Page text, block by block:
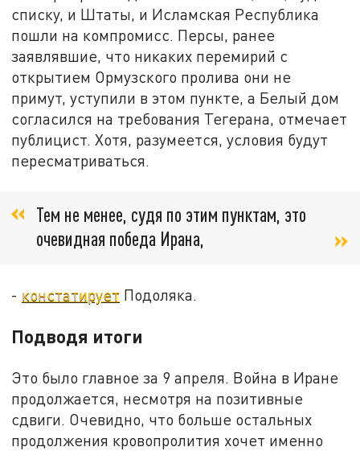
списку, и Штаты, и Исламская Республика
пошли на компромисс. Персы, ранее
заявлявшие, что никаких перемирий с
открытием Ормузского пролива они не
примут, уступили в этом пункте, а Белый дом
согласился на требования Тегерана, отмечает
публицист. Хотя, разумеется, условия будут
пересматриваться.
Тем не менее, судя по этим пунктам, это
очевидная победа Ирана,
- констатирует Подоляка.
Подводя итоги
Это было главное за 9 апреля. Война в Иране
продолжается, несмотря на позитивные
сдвиги. Очевидно, что больше остальных
продолжения кровопролития хочет именно